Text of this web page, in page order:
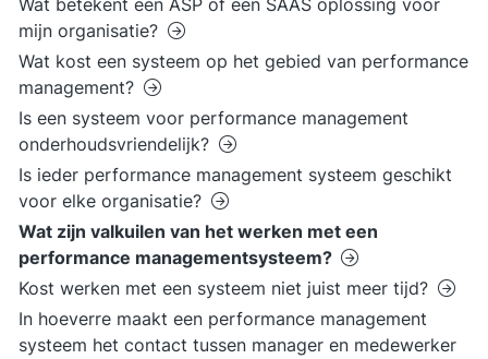
Wat betekent een ASP of een SAAS oplossing voor
mijn organisatie?
Wat kost een systeem op het gebied van performance
management?
Is een systeem voor performance management
onderhoudsvriendelijk?
Is ieder performance management systeem geschikt
voor elke organisatie?
Wat zijn valkuilen van het werken met een
performance managementsysteem?
Kost werken met een systeem niet juist meer tijd?
In hoeverre maakt een performance management
systeem het contact tussen manager en medewerker